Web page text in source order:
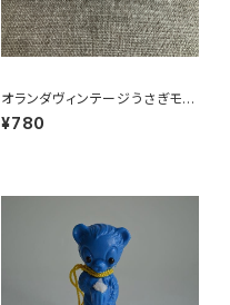
オランダヴィンテージうさぎモチ
ーフプラパーツ30個セットNo6
¥780